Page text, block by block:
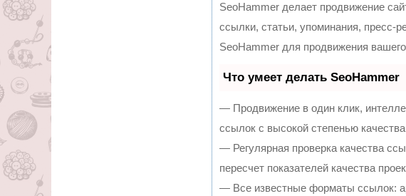
SeoHammer делает продвижение
ссылки, статьи, упоминания, пресс-
SeoHammer для продвижения
Что умеет делать SeoHammer
— Продвижение в один клик,
ссылок с высокой степенью
— Регулярная проверка качества
пересчет показателей качества
— Все известные форматы ссылок: